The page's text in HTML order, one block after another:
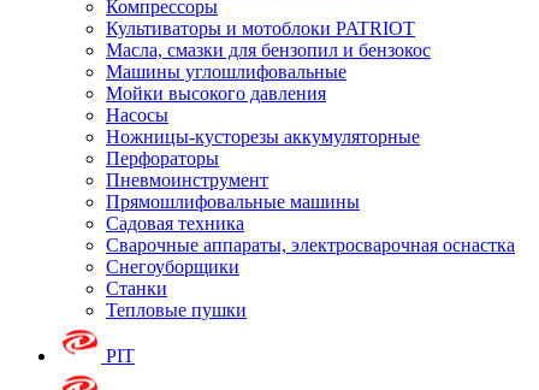
Компрессоры
Культиваторы и мотоблоки PATRIOT
Масла, смазки для бензопил и бензокос
Машины углошлифовальные
Мойки высокого давления
Насосы
Ножницы-кусторезы аккумуляторные
Перфораторы
Пневмоинструмент
Прямошлифовальные машины
Садовая техника
Сварочные аппараты, электросварочная оснастка
Снегоуборщики
Станки
Тепловые пушки
PIT